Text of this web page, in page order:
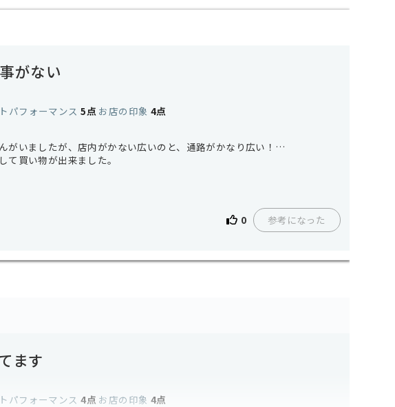
がない
パフォーマンス 5点 お店の印象 4点
がいましたが、店内がかない広いのと、通路がかなり広い！
て買い物が出来ました。
デザインが多いので、人と被りやすいですが寝室に置くとてもおしゃれな
ので並んでいない隙に見る事は出来たので特に問題もなくお目当てのもの
0 参考になった
ます
パフォーマンス 4点 お店の印象 4点